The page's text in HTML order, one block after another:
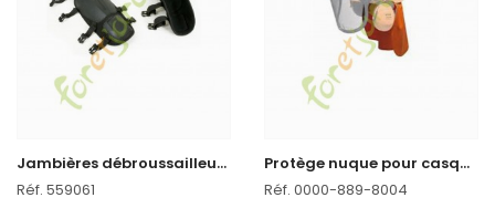
J
ambières débroussailleuse professionnelles (Paire)
Réf. 559061
P
rotège nuque pour casque Function Basic Stihl
Réf. 0000-889-8004